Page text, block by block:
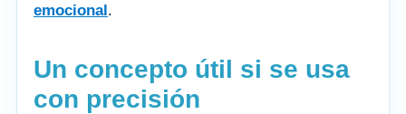
emocional.
Un concepto útil si se usa
con precisión